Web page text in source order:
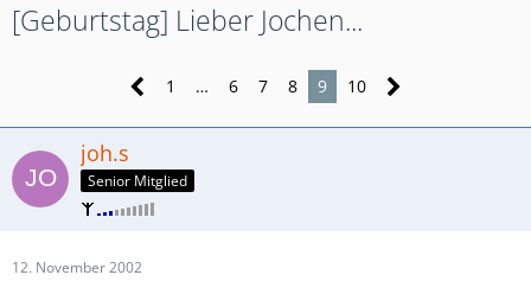
[Geburtstag] Lieber Jochen...
1 … 6 7 8 9 10
joh.s
Senior Mitglied
12. November 2002